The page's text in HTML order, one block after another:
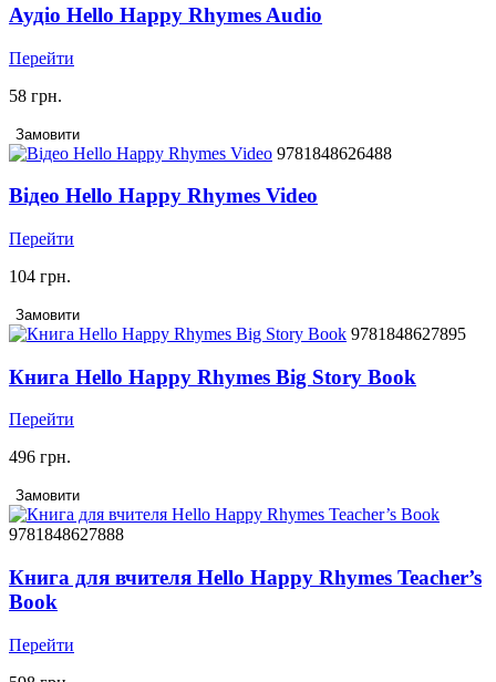
Аудіо Hello Happy Rhymes Audio
Перейти
58 грн.
Замовити
9781848626488
Відео Hello Happy Rhymes Video
Перейти
104 грн.
Замовити
9781848627895
Книга Hello Happy Rhymes Big Story Book
Перейти
496 грн.
Замовити
9781848627888
Книга для вчителя Hello Happy Rhymes Teacher’s
Book
Перейти